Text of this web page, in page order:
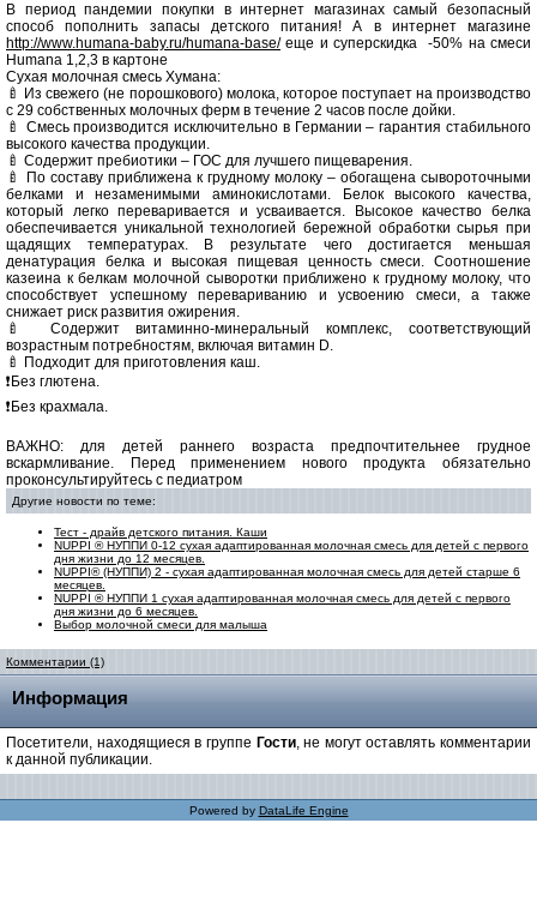
В период пандемии покупки в интернет магазинах самый безопасный
способ пополнить запасы детского питания! А в интернет магазине
http://www.humana-baby.ru/humana-base/еще и суперскидка -50% на смеси
Humana 1,2,3 в картоне
Сухая молочная смесь Хумана:
🍼 Из свежего (не порошкового) молока, которое поступает на производство
с 29 собственных молочных ферм в течение 2 часов после дойки.
🍼 Смесь производится исключительно в Германии – гарантия стабильного
высокого качества продукции.
🍼 Содержит пребиотики – ГОС для лучшего пищеварения.
🍼 По составу приближена к грудному молоку – обогащена сывороточными
белками и незаменимыми аминокислотами. Белок высокого качества,
который легко переваривается и усваивается. Высокое качество белка
обеспечивается уникальной технологией бережной обработки сырья при
щадящих температурах. В результате чего достигается меньшая
денатурация белка и высокая пищевая ценность смеси. Соотношение
казеина к белкам молочной сыворотки приближено к грудному молоку, что
способствует успешному перевариванию и усвоению смеси, а также
снижает риск развития ожирения.
🍼 Содержит витаминно-минеральный комплекс, соответствующий
возрастным потребностям, включая витамин D.
🍼 Подходит для приготовления каш.
❗Без глютена.
❗Без крахмала.
ВАЖНО: для детей раннего возраста предпочтительнее грудное
вскармливание. Перед применением нового продукта обязательно
проконсультируйтесь с педиатром
Другие новости по теме:
Тест - драйв детского питания. Каши
NUPPI ® НУППИ 0-12 сухая адаптированная молочная смесь для детей с первого
дня жизни до 12 месяцев.
NUPPI® (НУППИ) 2 - сухая адаптированная молочная смесь для детей старше 6
месяцев.
NUPPI ® НУППИ 1 сухая адаптированная молочная смесь для детей с первого
дня жизни до 6 месяцев.
Выбор молочной смеси для малыша
Комментарии (1)
Информация
Посетители, находящиеся в группе Гости, не могут оставлять комментарии
к данной публикации.
Powered by DataLife Engine